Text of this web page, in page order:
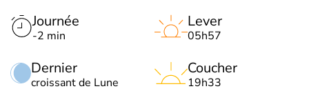
Journée
-2 min
Dernier
croissant de Lune
Lever
05h57
Coucher
19h33